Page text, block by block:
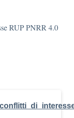
RUP PNRR 4.0